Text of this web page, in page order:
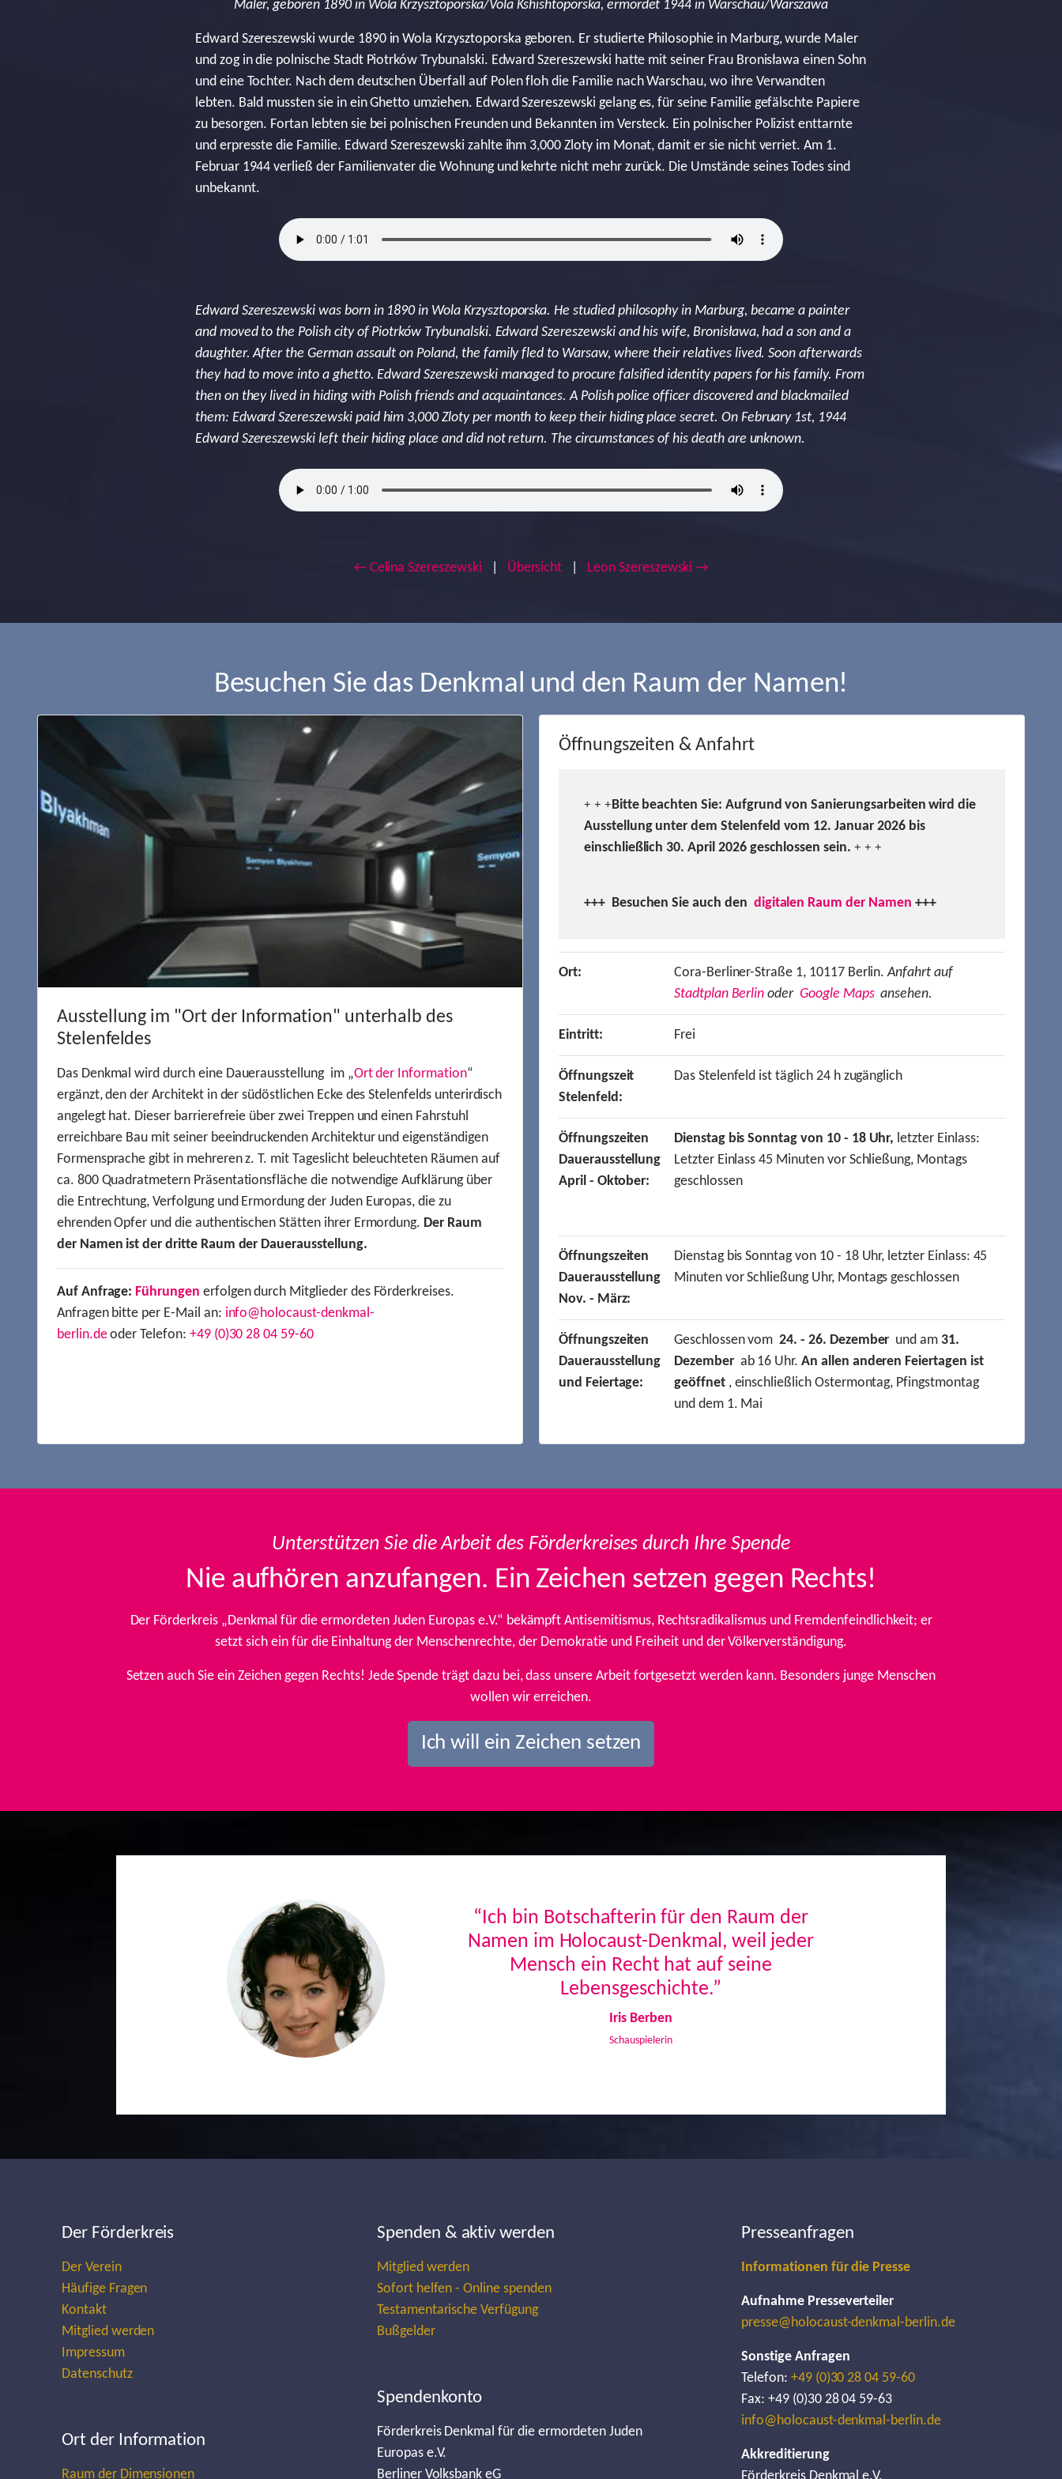
Maler, geboren 1890 in Wola Krzysztoporska/Vola Kshishtoporska, ermordet 1944 in Warschau/Warszawa
Edward Szereszewski wurde 1890 in Wola Krzysztoporska geboren. Er studierte Philosophie in Marburg, wurde Maler
und zog in die polnische Stadt Piotrków Trybunalski. Edward Szereszewski hatte mit seiner Frau Bronisława einen Sohn
und eine Tochter. Nach dem deutschen Überfall auf Polen floh die Familie nach Warschau, wo ihre Verwandten
lebten. Bald mussten sie in ein Ghetto umziehen. Edward Szereszewski gelang es, für seine Familie gefälschte Papiere
zu besorgen. Fortan lebten sie bei polnischen Freunden und Bekannten im Versteck. Ein polnischer Polizist enttarnte
und erpresste die Familie. Edward Szereszewski zahlte ihm 3,000 Zloty im Monat, damit er sie nicht verriet. Am 1.
Februar 1944 verließ der Familienvater die Wohnung und kehrte nicht mehr zurück. Die Umstände seines Todes sind
unbekannt.
Edward Szereszewski was born in 1890 in Wola Krzysztoporska. He studied philosophy in Marburg, became a painter
and moved to the Polish city of Piotrków Trybunalski. Edward Szereszewski and his wife, Bronisława, had a son and a
daughter. After the German assault on Poland, the family fled to Warsaw, where their relatives lived. Soon afterwards
they had to move into a ghetto. Edward Szereszewski managed to procure falsified identity papers for his family. From
then on they lived in hiding with Polish friends and acquaintances. A Polish police officer discovered and blackmailed
them: Edward Szereszewski paid him 3,000 Zloty per month to keep their hiding place secret. On February 1st, 1944
Edward Szereszewski left their hiding place and did not return. The circumstances of his death are unknown.
← Celina Szereszewski Übersicht Leon Szereszewski →
Besuchen Sie das Denkmal und den Raum der Namen!
Ausstellung im "Ort der Information" unterhalb des
Stelenfeldes
Das Denkmal wird durch eine Dauerausstellung im „Ort der Information“
ergänzt, den der Architekt in der südöstlichen Ecke des Stelenfelds unterirdisch
angelegt hat. Dieser barrierefreie über zwei Treppen und einen Fahrstuhl
erreichbare Bau mit seiner beeindruckenden Architektur und eigenständigen
Formensprache gibt in mehreren z. T. mit Tageslicht beleuchteten Räumen auf
ca. 800 Quadratmetern Präsentationsfläche die notwendige Aufklärung über
die Entrechtung, Verfolgung und Ermordung der Juden Europas, die zu
ehrenden Opfer und die authentischen Stätten ihrer Ermordung. Der Raum
der Namen ist der dritte Raum der Dauerausstellung.
Auf Anfrage: Führungen erfolgen durch Mitglieder des Förderkreises.
Anfragen bitte per E-Mail an: info@holocaust-denkmal-
berlin.deoder Telefon: +49 (0)30 28 04 59-60
Öffnungszeiten & Anfahrt
+ + +Bitte beachten Sie: Aufgrund von Sanierungsarbeiten wird die
Ausstellung unter dem Stelenfeld vom 12. Januar 2026 bis
einschließlich 30. April 2026 geschlossen sein. + + +
+++ Besuchen Sie auch den digitalen Raum der Namen +++
Ort: Cora-Berliner-Straße 1, 10117 Berlin.Anfahrt auf
Stadtplan Berlin oder Google Mapsansehen.
Eintritt: Frei
Öffnungszeit
Stelenfeld:
Das Stelenfeld ist täglich 24 h zugänglich
Öffnungszeiten
Dauerausstellung
April - Oktober:
Dienstag bis Sonntag von 10 - 18 Uhr, letzter Einlass:
Letzter Einlass 45 Minuten vor Schließung, Montags
geschlossen
Öffnungszeiten
Dauerausstellung
Nov. - März:
Dienstag bis Sonntag von 10 - 18 Uhr, letzter Einlass: 45
Minuten vor Schließung Uhr, Montags geschlossen
Öffnungszeiten
Dauerausstellung
und Feiertage:
Geschlossen vom24. - 26. Dezember und am31.
Dezemberab 16 Uhr.An allen anderen Feiertagen ist
geöffnet, einschließlich Ostermontag, Pfingstmontag
und dem 1. Mai
Unterstützen Sie die Arbeit des Förderkreises durch Ihre Spende
Nie aufhören anzufangen. Ein Zeichen setzen gegen Rechts!
Der Förderkreis „Denkmal für die ermordeten Juden Europas e.V.“ bekämpft Antisemitismus, Rechtsradikalismus und Fremdenfeindlichkeit; er
setzt sich ein für die Einhaltung der Menschenrechte, der Demokratie und Freiheit und der Völkerverständigung.
Setzen auch Sie ein Zeichen gegen Rechts! Jede Spende trägt dazu bei, dass unsere Arbeit fortgesetzt werden kann. Besonders junge Menschen
wollen wir erreichen.
Ich will ein Zeichen setzen
“Ich bin Botschafterin für den Raum der
Namen im Holocaust-Denkmal, weil jeder
Mensch ein Recht hat auf seine
Lebensgeschichte.”
Iris Berben
Schauspielerin
Previous
Der Förderkreis
Der Verein
Häufige Fragen
Kontakt
Mitglied werden
Impressum
Datenschutz
Ort der Information
Raum der Dimensionen
Spenden & aktiv werden
Mitglied werden
Sofort helfen - Online spenden
Testamentarische Verfügung
Bußgelder
Spendenkonto
Förderkreis Denkmal für die ermordeten Juden
Europas e.V.
Berliner Volksbank eG
Presseanfragen
Informationen für die Presse
Aufnahme Presseverteiler
presse@holocaust-denkmal-berlin.de
Sonstige Anfragen
Telefon: +49 (0)30 28 04 59-60
Fax: +49 (0)30 28 04 59-63
info@holocaust-denkmal-berlin.de
Akkreditierung